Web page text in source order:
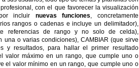
con el que favorecer la visualización
incluir nuevas funciones
, concretamente
rangos o cadenas e incluye un delimitador),
referencias de rango y no solo de celda),
una o varias condiciones), CAMBIAR (que sirve
y resultados, para hallar el primer resultado
valor máximo en un rango, que cumple uno o
el valor mínimo en un rango, que cumple uno o